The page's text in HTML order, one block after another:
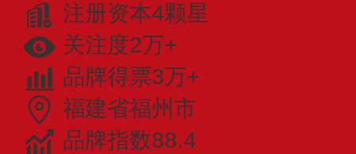
注册资本4颗星
关注度2万+
品牌得票3万+
福建省福州市
品牌指数88.4